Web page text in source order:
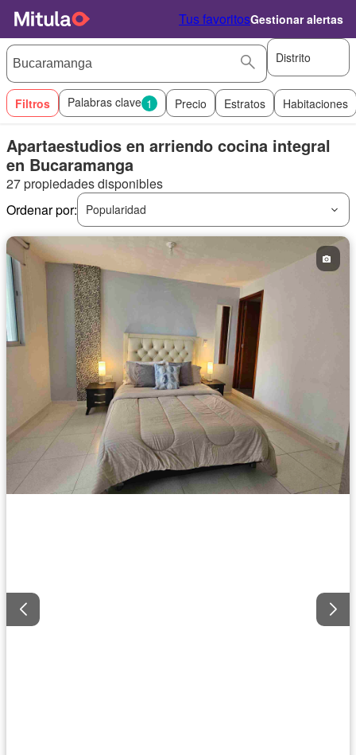
Tus favoritosGestionar alertas
Distrito
Filtros Palabras clave 1 Precio Estratos Habitaciones
Apartaestudios en arriendo cocina integral
en Bucaramanga
27 propiedades disponibles
Ordenar por:
Popularidad